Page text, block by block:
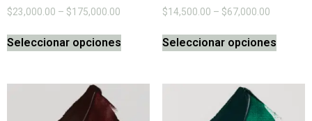
$23,000.00 – $175,000.00
Seleccionar opciones
$14,500.00 – $67,000.00
Seleccionar opciones